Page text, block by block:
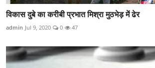
विकास दुबे का करीबी प्रभात मिश्रा मुठभेड़ में ढेर
admin Jul 9, 2020 0 47